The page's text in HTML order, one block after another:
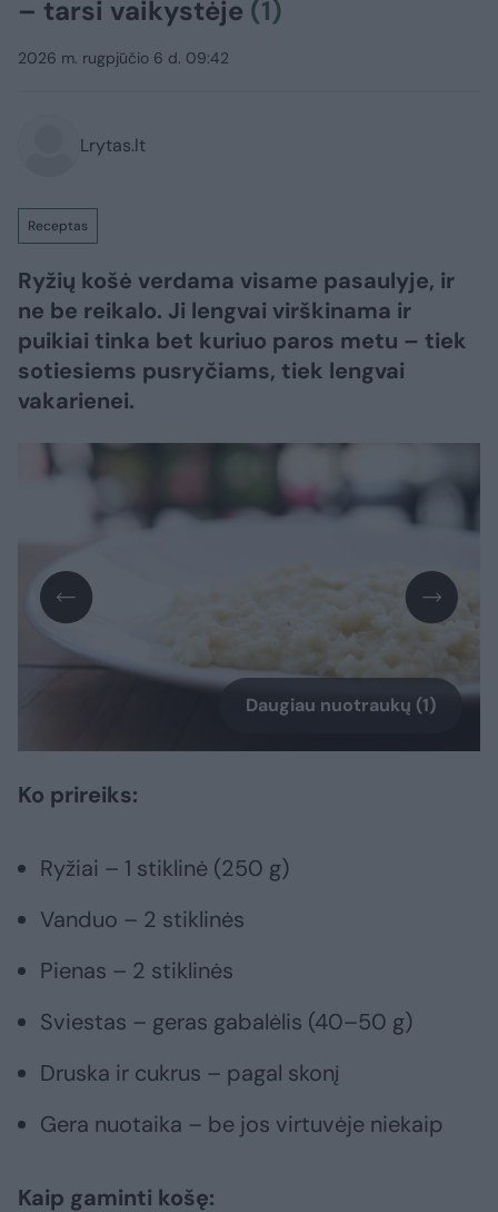
– tarsi vaikystėje (1)
2026 m. rugpjūčio 6 d. 09:42
Lrytas.lt
Receptas
Ryžių košė verdama visame pasaulyje, ir
ne be reikalo. Ji lengvai virškinama ir
puikiai tinka bet kuriuo paros metu – tiek
sotiesiems pusryčiams, tiek lengvai
vakarienei.
Daugiau nuotraukų (1)
Ko prireiks:
Ryžiai – 1 stiklinė (250 g)
Vanduo – 2 stiklinės
Pienas – 2 stiklinės
Sviestas – geras gabalėlis (40–50 g)
Druska ir cukrus – pagal skonį
Gera nuotaika – be jos virtuvėje niekaip
Kaip gaminti košę: